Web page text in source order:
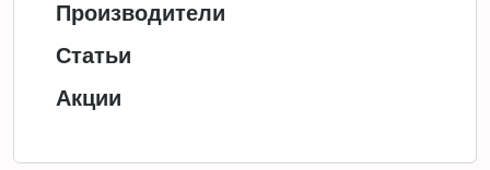
Производители
Статьи
Акции